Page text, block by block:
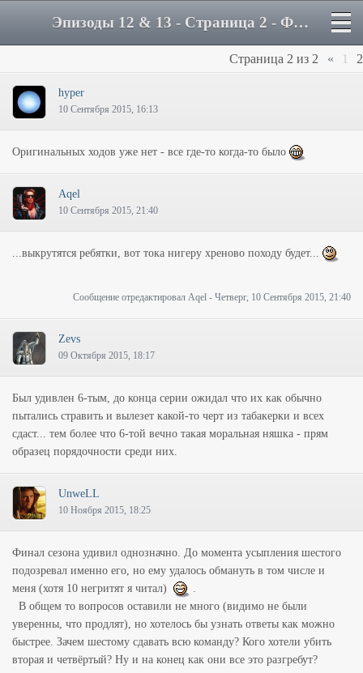
Эпизоды 12 & 13 - Страница 2 - Форум
Страница 2 из 2 « 1 2
hyper
10 Сентября 2015, 16:13
Оригинальных ходов уже нет - все где-то когда-то было
Aqel
10 Сентября 2015, 21:40
...выкрутятся ребятки, вот тока нигеру хреново походу будет...
Сообщение отредактировал Aqel - Четверг, 10 Сентября 2015, 21:40
Zevs
09 Октября 2015, 18:17
Был удивлен 6-тым, до конца серии ожидал что их как обычно
пытались стравить и вылезет какой-то черт из табакерки и всех
сдаст... тем более что 6-той вечно такая моральная няшка - прям
образец порядочности среди них.
UnweLL
10 Ноября 2015, 18:25
Финал сезона удивил однозначно. До момента усыпления шестого
подозревал именно его, но ему удалось обмануть в том числе и
меня (хотя 10 негритят я читал)
.
В общем то вопросов оставили не много (видимо не были
уверенны, что продлят), но хотелось бы узнать ответы как можно
быстрее. Зачем шестому сдавать всю команду? Кого хотели убить
вторая и четвёртый? Ну и на конец как они все это разгребут?